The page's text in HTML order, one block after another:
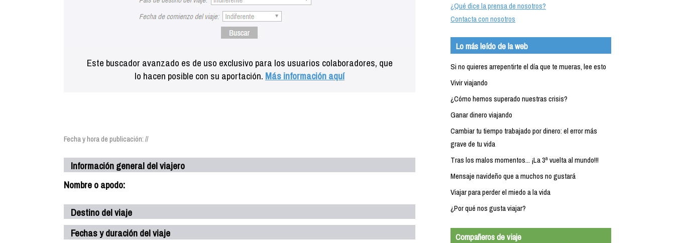
Este buscador avanzado es de uso exclusivo para los usuarios colaboradores, que
lo hacen posible con su aportación. Más información aquí
Fecha y hora de publicación: //
Información general del viajero
Nombre o apodo:
Destino del viaje
Fechas y duración del viaje
¿Qué dice la prensa de nosotros?
Contacta con nosotros
Lo más leído de la web
Si no quieres arrepentirte el día que te mueras, lee esto
Vivir viajando
¿Cómo hemos superado nuestras crisis?
Ganar dinero viajando
Cambiar tu tiempo trabajado por dinero: el error más
grave de tu vida
Tras los malos momentos... ¡La 3ª vuelta al mundo!!!
Mensaje navideño que a muchos no gustará
Viajar para perder el miedo a la vida
¿Por qué nos gusta viajar?
Compañeros de viaje